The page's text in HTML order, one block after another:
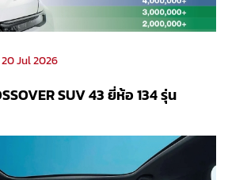
20 Jul 2026
SUV 43 ยี่ห้อ 134 รุ่น